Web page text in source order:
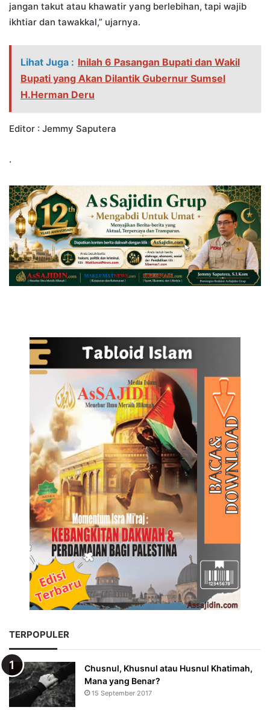
jangan takut atau khawatir yang berlebihan, tapi wajib
ikhtiar dan tawakkal,” ujarnya.
Lihat Juga : Inilah 6 Pasangan Bupati dan Wakil
Bupati yang Akan Dilantik Gubernur Sumsel
H.Herman Deru
Editor : Jemmy Saputera
.
TERPOPULER
Chusnul, Khusnul atau Husnul Khatimah,
Mana yang Benar?
15 September 2017